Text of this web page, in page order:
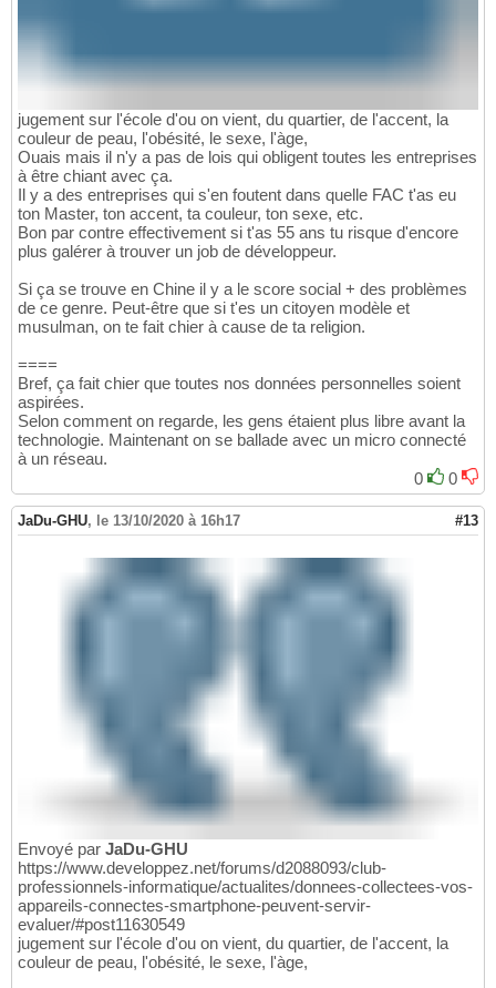
jugement sur l'école d'ou on vient, du quartier, de l'accent, la
couleur de peau, l'obésité, le sexe, l'àge,
Ouais mais il n'y a pas de lois qui obligent toutes les entreprises
à être chiant avec ça.
Il y a des entreprises qui s'en foutent dans quelle FAC t'as eu
ton Master, ton accent, ta couleur, ton sexe, etc.
Bon par contre effectivement si t'as 55 ans tu risque d'encore
plus galérer à trouver un job de développeur.
Si ça se trouve en Chine il y a le score social + des problèmes
de ce genre. Peut-être que si t'es un citoyen modèle et
musulman, on te fait chier à cause de ta religion.
====
Bref, ça fait chier que toutes nos données personnelles soient
aspirées.
Selon comment on regarde, les gens étaient plus libre avant la
technologie. Maintenant on se ballade avec un micro connecté
à un réseau.
0
0
JaDu-GHU, le 13/10/2020 à 16h17 #13
Envoyé par JaDu-GHU
https://www.developpez.net/forums/d2088093/club-
professionnels-informatique/actualites/donnees-collectees-vos-
appareils-connectes-smartphone-peuvent-servir-
evaluer/#post11630549
jugement sur l'école d'ou on vient, du quartier, de l'accent, la
couleur de peau, l'obésité, le sexe, l'àge,